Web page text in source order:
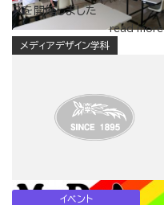
スを開催しました
read more
メディアデザイン学科
イベント